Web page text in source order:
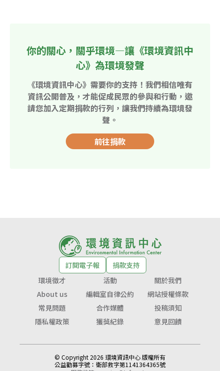
你的關心，關乎環境—讓《環境資訊中
心》為環境發聲
《環境資訊中心》需要你的支持！我們相信唯有
資訊公開普及，才能促成民眾的參與和行動，邀
請您加入定期捐款的行列，讓我們持續為環境發
聲。
前往捐款
訂閱電子報
捐款支持
環境徵才
活動
關於我們
About us
編輯室自律公約
網站授權條款
常見問題
合作媒體
投稿須知
隱私權政策
獲獎紀錄 意見回饋
© Copyright 2026 環境資訊中心 版權所有
公益勸募字號： 衛部救字第1141364365號